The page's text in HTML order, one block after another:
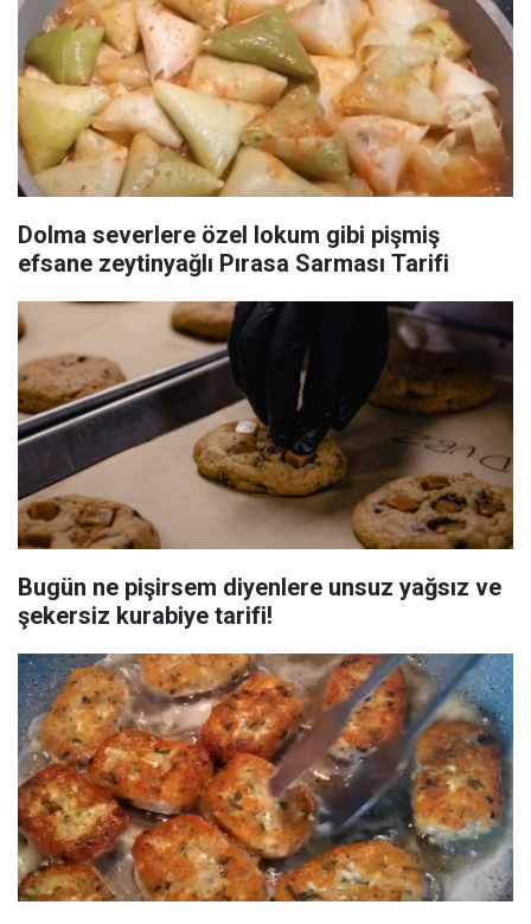
Dolma severlere özel lokum gibi pişmiş
efsane zeytinyağlı Pırasa Sarması Tarifi
Bugün ne pişirsem diyenlere unsuz yağsız ve
şekersiz kurabiye tarifi!